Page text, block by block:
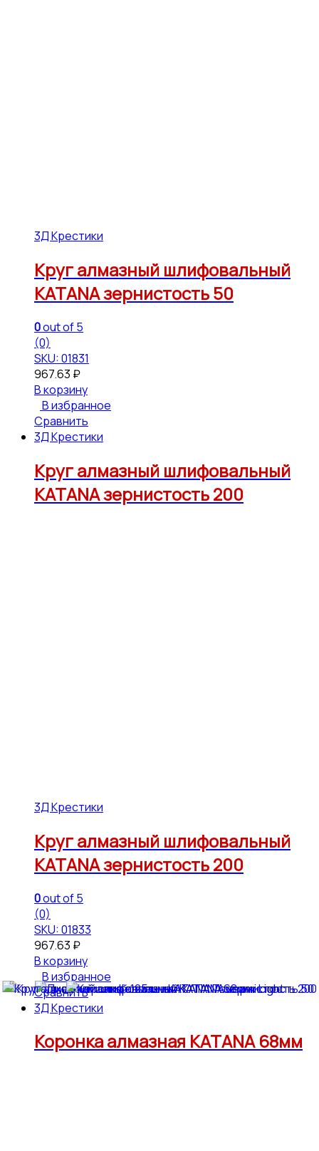
3Д Крестики
Круг алмазный шлифовальный
KATANA зернистость 50
0out of 5
(0)
SKU: 01831
967.63 ₽
В корзину
В избранное
Сравнить
3Д Крестики
Круг алмазный шлифовальный
KATANA зернистость 200
3Д Крестики
Круг алмазный шлифовальный
KATANA зернистость 200
0out of 5
(0)
SKU: 01833
967.63 ₽
В корзину
В избранное
Сравнить
3Д Крестики
Коронка алмазная KATANA 68мм